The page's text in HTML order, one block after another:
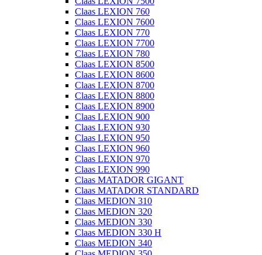
Claas LEXION 760
Claas LEXION 7600
Claas LEXION 770
Claas LEXION 7700
Claas LEXION 780
Claas LEXION 8500
Claas LEXION 8600
Claas LEXION 8700
Claas LEXION 8800
Claas LEXION 8900
Claas LEXION 900
Claas LEXION 930
Claas LEXION 950
Claas LEXION 960
Claas LEXION 970
Claas LEXION 990
Claas MATADOR GIGANT
Claas MATADOR STANDARD
Claas MEDION 310
Claas MEDION 320
Claas MEDION 330
Claas MEDION 330 H
Claas MEDION 340